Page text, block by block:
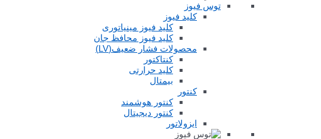
توس فیوز
کلید فیوز
کلید فیوز مینیاتوری
کلید فیوز محافظ جان
محصولات فشار ضعیف(LV)
کنتاکتور
کلید حرارتی
بیمتال
کنتور
کنتور هوشمند
کنتور دیجیتال
ایزولاتور